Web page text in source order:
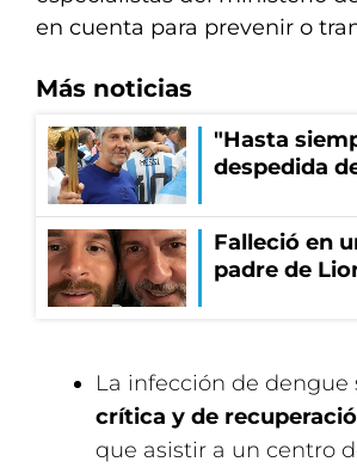
en cuenta para prevenir o
Más noticias
"Hasta
despedida
Falleció en
padre de
La infección de dengue
crítica y de
que asistir a un centro